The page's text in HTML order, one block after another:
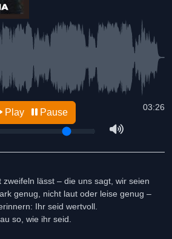
03:26
Play Pause
lässt – die uns sagt, wir seien
genug, nicht laut oder leise genug –
Ihr seid wertvoll.
so, wie ihr seid.